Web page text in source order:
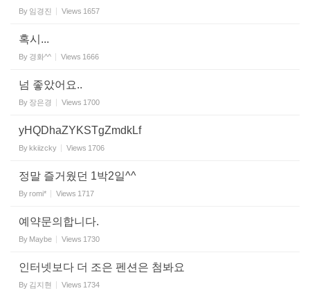
By 임경진 Views 1657
혹시...
By 경화^^ Views 1666
넘 좋았어요..
By 장은경 Views 1700
yHQDhaZYKSTgZmdkLf
Bykkiizcky Views 1706
정말 즐거웠던 1박2일^^
Byromi* Views 1717
예약문의합니다.
By Maybe Views 1730
인터넷보다 더 조은 펜션은 첨봐요
By 김지현 Views 1734